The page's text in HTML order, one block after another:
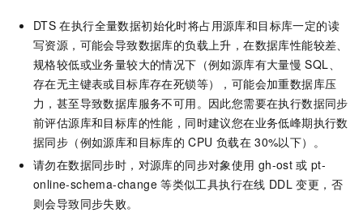
DTS 在执行全量数据初始化时将占用源库和目标库一定的读
写资源，可能会导致数据库的负载上升，在数据库性能较差、
规格较低或业务量较大的情况下（例如源库有大量慢 SQL、
存在无主键表或目标库存在死锁等），可能会加重数据库压
力，甚至导致数据库服务不可用。因此您需要在执行数据同步
前评估源库和目标库的性能，同时建议您在业务低峰期执行数
据同步（例如源库和目标库的 CPU 负载在 30%以下）。
请勿在数据同步时，对源库的同步对象使用 gh-ost 或 pt-
online-schema-change 等类似工具执行在线 DDL 变更，否
则会导致同步失败。